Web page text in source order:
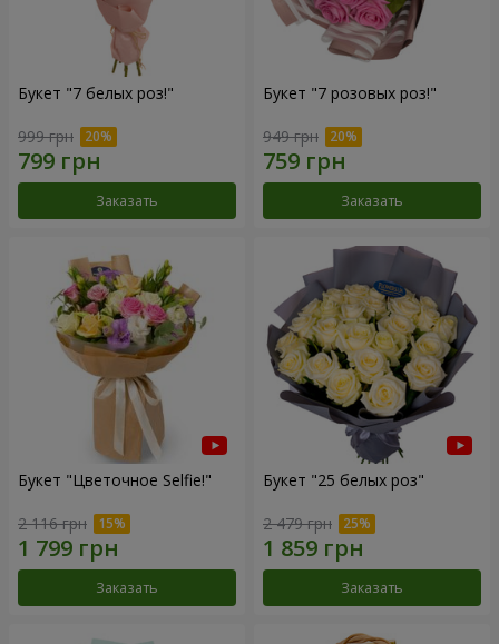
Букет "7 белых роз!"
999 грн
Заказать
Букет "7 розовых роз!"
949 грн
Заказать
Букет "Цветочное Selfie!"
2 116 грн
Заказать
Букет "25 белых роз"
2 479 грн
Заказать